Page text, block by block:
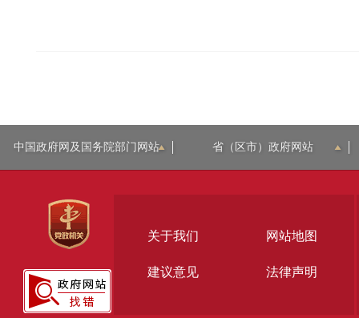
中国政府网及国务院部门网站 省（区市）政府网站
关于我们 网站地图
建议意见 法律声明